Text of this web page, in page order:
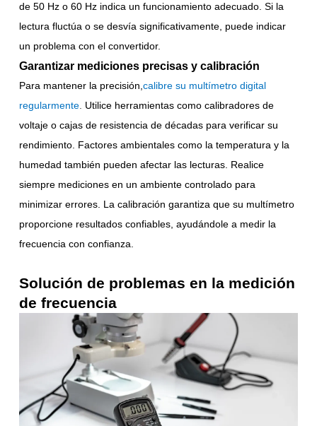
de 50 Hz o 60 Hz indica un funcionamiento adecuado. Si la
lectura fluctúa o se desvía significativamente, puede indicar
un problema con el convertidor.
Garantizar mediciones precisas y calibración
Para mantener la precisión,calibre su multímetro digital
regularmente Utilice herramientas como calibradores de
voltaje o cajas de resistencia de décadas para verificar su
rendimiento. Factores ambientales como la temperatura y la
humedad también pueden afectar las lecturas. Realice
siempre mediciones en un ambiente controlado para
minimizar errores. La calibración garantiza que su multímetro
proporcione resultados confiables, ayudándole a medir la
frecuencia con confianza.
Solución de problemas en la medición
de frecuencia